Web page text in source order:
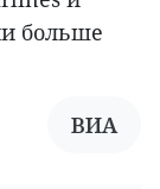
больше
ВИА